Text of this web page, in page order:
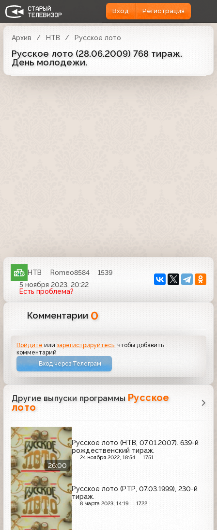
Вход Регистрация
Архив НТВ Русское лото
Русское лото (28.06.2009) 768 тираж.
День молодежи.
НТВ Romeo8584
1539
5 ноября 2023, 20:22
Есть проблема?
Комментарии 0
Войдите илизарегистрируйтесь , чтобы добавить
комментарий
Вход через Телеграм
Другие выпуски программы Русское
лото
26:00
Русское лото (НТВ, 07.01.2007). 639-й
рождественский тираж.
24 ноября 2022, 18:54 1751
Русское лото (РТР, 07.03.1999), 230-й
тираж.
8 марта 2023, 14:19 1722